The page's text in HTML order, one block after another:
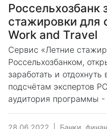
Россельхозбанк
стажировки для
Work and Travel
Сервис «Летние
Россельхозбанком,
заработать и
подсчётам экспертов
аудитория программы -
28.06.2022 Банки,